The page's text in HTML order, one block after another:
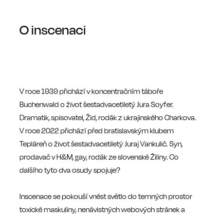
O inscenaci
V roce 1939 přichází v koncentračním táboře
Buchenwald o život šestadvacetiletý Jura Soyfer.
Dramatik, spisovatel, Žid, rodák z ukrajinského Charkova.
V roce 2022 přichází před bratislavským klubem
Tepláreň o život šestadvacetiletý Juraj Vankulič. Syn,
prodavač v H&M, gay, rodák ze slovenské Žiliny. Co
dalšího tyto dva osudy spojuje?
Inscenace se pokouší vnést světlo do temných prostor
toxické maskuliny, nenávistných webových stránek a